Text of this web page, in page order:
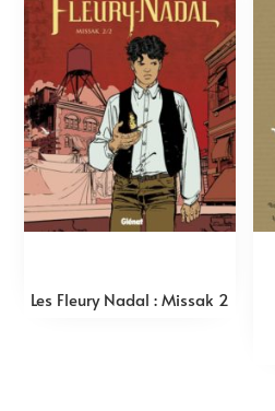
Les Fleury Nadal : Missak 2